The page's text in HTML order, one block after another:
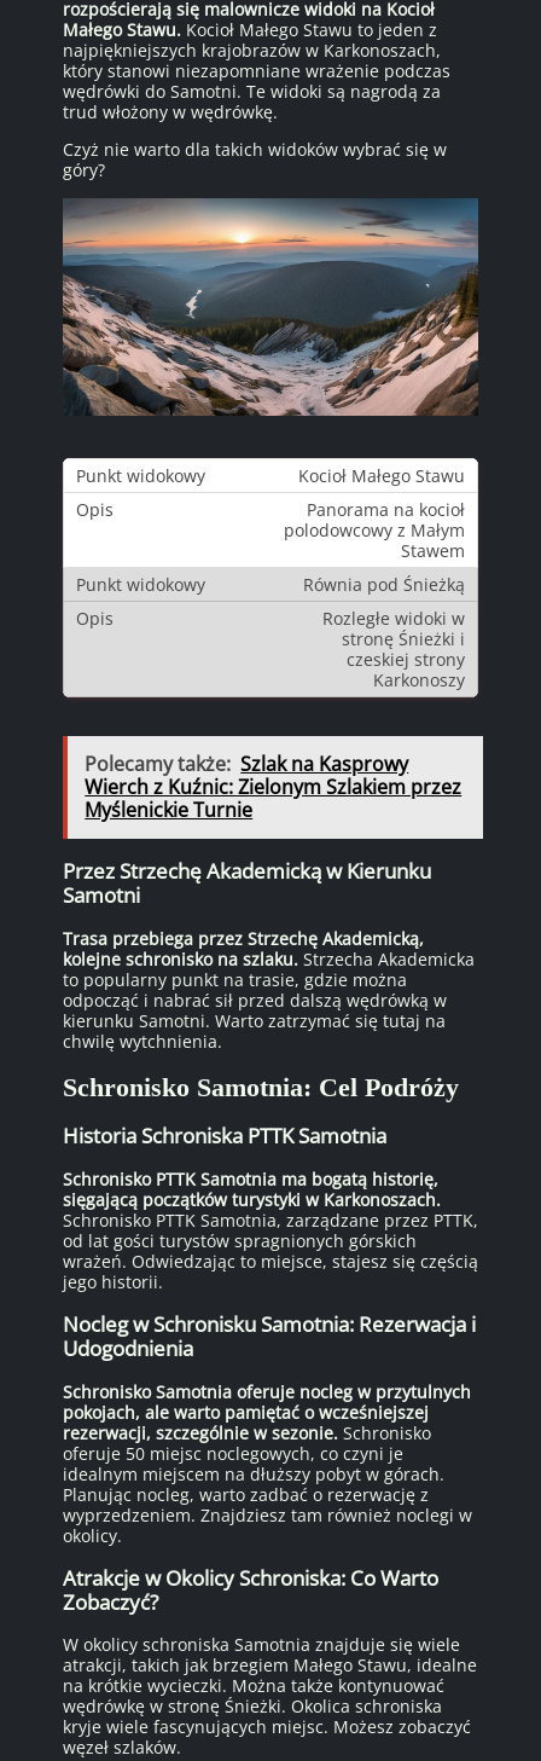
rozpościerają się malownicze widoki na Kocioł
Małego Stawu. Kocioł Małego Stawu to jeden z
najpiękniejszych krajobrazów w Karkonoszach,
który stanowi niezapomniane wrażenie podczas
wędrówki do Samotni. Te widoki są nagrodą za
trud włożony w wędrówkę.
Czyż nie warto dla takich widoków wybrać się w
góry?
Kocioł Małego Stawu
Panorama na kocioł
polodowcowy z Małym
Stawem
Równia pod Śnieżką
Rozległe widoki w
stronę Śnieżki i
czeskiej strony
Karkonoszy
Polecamy także: Szlak na Kasprowy
Wierch z Kuźnic: Zielonym Szlakiem przez
Myślenickie Turnie
Przez Strzechę Akademicką w Kierunku
Samotni
Trasa przebiega przez Strzechę Akademicką,
kolejne schronisko na szlaku. Strzecha Akademicka
to popularny punkt na trasie, gdzie można
odpocząć i nabrać sił przed dalszą wędrówką w
kierunku Samotni. Warto zatrzymać się tutaj na
chwilę wytchnienia.
Schronisko Samotnia: Cel Podróży
Historia Schroniska PTTK Samotnia
Schronisko PTTK Samotnia ma bogatą historię,
sięgającą początków turystyki w Karkonoszach.
Schronisko PTTK Samotnia, zarządzane przez PTTK,
od lat gości turystów spragnionych górskich
wrażeń. Odwiedzając to miejsce, stajesz się częścią
jego historii.
Nocleg w Schronisku Samotnia: Rezerwacja i
Udogodnienia
Schronisko Samotnia oferuje nocleg w przytulnych
pokojach, ale warto pamiętać o wcześniejszej
rezerwacji, szczególnie w sezonie. Schronisko
oferuje 50 miejsc noclegowych, co czyni je
idealnym miejscem na dłuższy pobyt w górach.
Planując nocleg, warto zadbać o rezerwację z
wyprzedzeniem. Znajdziesz tam również noclegi w
okolicy.
Atrakcje w Okolicy Schroniska: Co Warto
Zobaczyć?
W okolicy schroniska Samotnia znajduje się wiele
atrakcji, takich jak brzegiem Małego Stawu, idealne
na krótkie wycieczki. Można także kontynuować
wędrówkę w stronę Śnieżki. Okolica schroniska
kryje wiele fascynujących miejsc. Możesz zobaczyć
węzeł szlaków.